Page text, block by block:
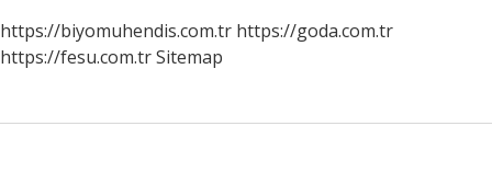
https://biyomuhendis.com.tr https://goda.com.tr
https://fesu.com.trSitemap